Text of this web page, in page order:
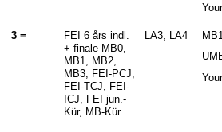
3 =
FEI 6 års indl.
+ finale MB0,
MB1, MB2,
MB3, FEI-PCJ,
FEI-TCJ, FEI-
ICJ, FEI jun.-
Kür, MB-Kür
LA3, LA4